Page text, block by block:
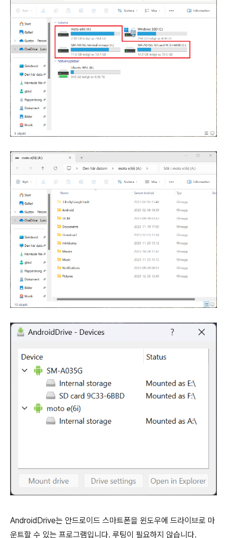
AndroidDrive는 안드로이드 스마트폰을 윈도우에 드라이브로 마
운트할 수 있는 프로그램입니다. 루팅이 필요하지 않습니다.